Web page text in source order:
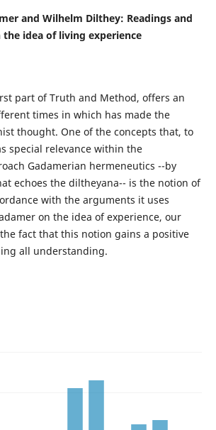
and Wilhelm Dilthey: Readings and
idea of living experience
part of Truth and Method, offers an
times in which has made the
thought. One of the concepts that, to
special relevance within the
Gadamerian hermeneutics --by
echoes the diltheyana-- is the notion of
with the arguments it uses
on the idea of ​​experience, our
fact that this notion gains a positive
all understanding.